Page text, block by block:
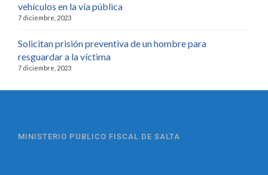
vehículos en la vía pública
7 diciembre, 2023
Solicitan prisión preventiva de un hombre para
resguardar a la víctima
7 diciembre, 2023
MINISTERIO PUBLICO FISCAL DE SALTA